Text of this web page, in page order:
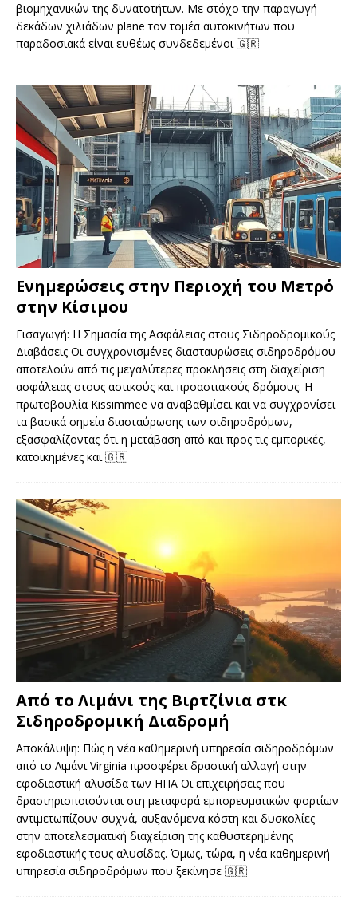
βιομηχανικών της δυνατοτήτων. Με στόχο την παραγωγή
δεκάδων χιλιάδων plane τον τομέα αυτοκινήτων που
παραδοσιακά είναι ευθέως συνδεδεμένοι🇬🇷
Ενημερώσεις στην Περιοχή του Μετρό
στην Κίσιμου
Εισαγωγή: Η Σημασία της Ασφάλειας στους Σιδηροδρομικούς
Διαβάσεις Οι συγχρονισμένες διασταυρώσεις σιδηροδρόμου
αποτελούν από τις μεγαλύτερες προκλήσεις στη διαχείριση
ασφάλειας στους αστικούς και προαστιακούς δρόμους. Η
πρωτοβουλία Kissimmee να αναβαθμίσει και να συγχρονίσει
τα βασικά σημεία διασταύρωσης των σιδηροδρόμων,
εξασφαλίζοντας ότι η μετάβαση από και προς τις εμπορικές,
κατοικημένες και🇬🇷
Από το Λιμάνι της Βιρτζίνια στκ
Σιδηροδρομική Διαδρομή
Αποκάλυψη: Πώς η νέα καθημερινή υπηρεσία σιδηροδρόμων
από το Λιμάνι Virginia προσφέρει δραστική αλλαγή στην
εφοδιαστική αλυσίδα των ΗΠΑ Οι επιχειρήσεις που
δραστηριοποιούνται στη μεταφορά εμπορευματικών φορτίων
αντιμετωπίζουν συχνά, αυξανόμενα κόστη και δυσκολίες
στην αποτελεσματική διαχείριση της καθυστερημένης
εφοδιαστικής τους αλυσίδας. Όμως, τώρα, η νέα καθημερινή
υπηρεσία σιδηροδρόμων που ξεκίνησε 🇬🇷